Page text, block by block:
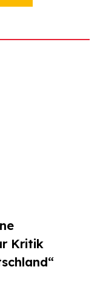
Kritik